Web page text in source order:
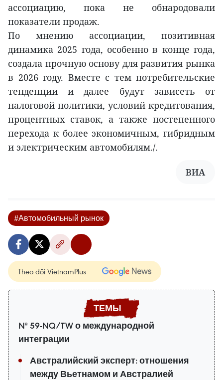
ассоциацию, пока не обнародовали
показатели продаж.
По мнению ассоциации, позитивная
динамика 2025 года, особенно в конце года,
создала прочную основу для развития рынка
в 2026 году. Вместе с тем потребительские
тенденции и далее будут зависеть от
налоговой политики, условий кредитования,
процентных ставок, а также постепенного
перехода к более экономичным, гибридным
и электрическим автомобилям./.
ВИА
#Автомобильный рынок
Theo dõi VietnamPlus
№ 59-NQ/TW о международной
интеграции
Австралийский эксперт: отношения
между Вьетнамом и Австралией